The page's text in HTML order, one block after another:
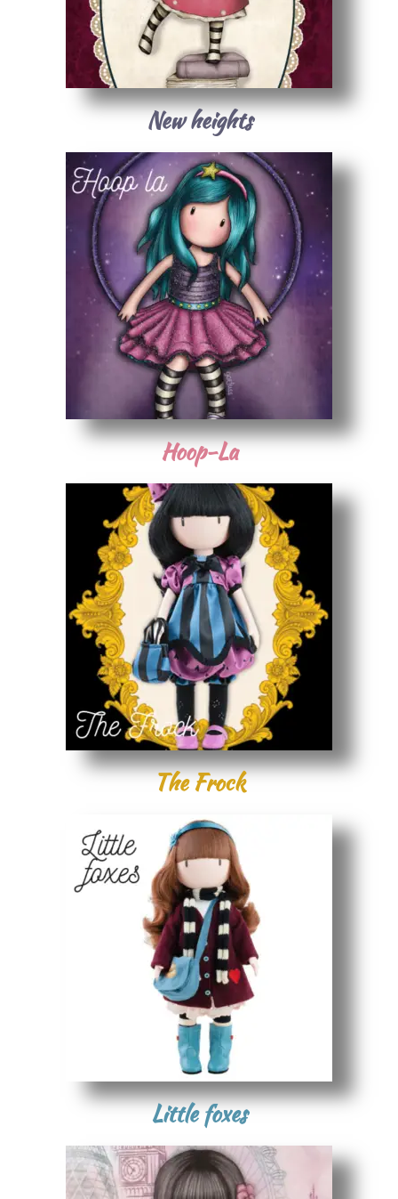
New heights
Hoop-La
The Frock
Little foxes